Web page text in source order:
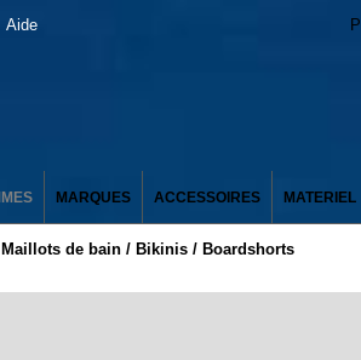
Aide
MARQUES ACCESSOIRES MATERIEL
Maillots de bain / Bikinis / Boardshorts